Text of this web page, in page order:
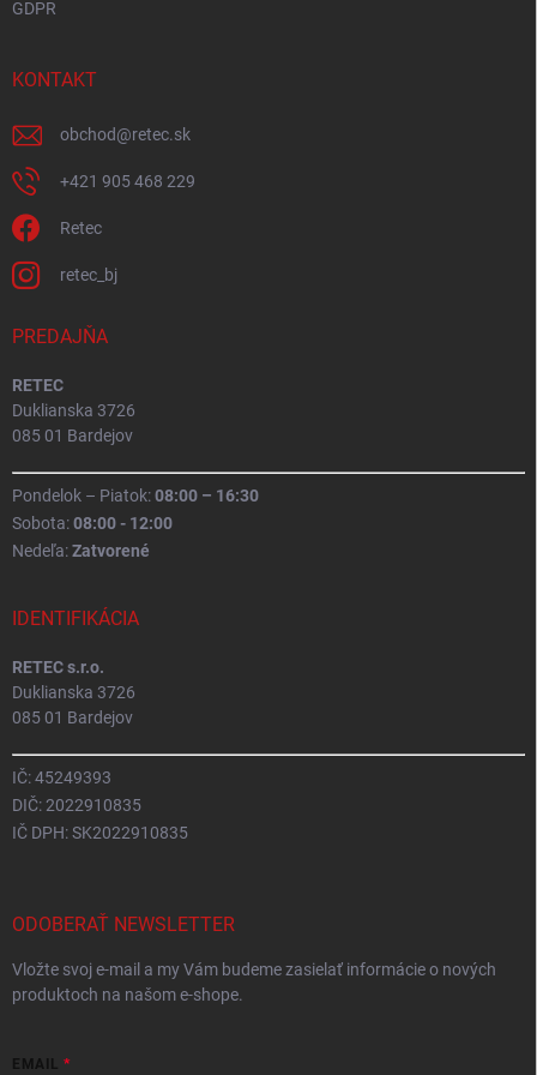
GDPR
KONTAKT
obchod@retec.sk
+421 905 468 229
Retec
retec_bj
PREDAJŇA
RETEC
Duklianska 3726
085 01 Bardejov
Pondelok – Piatok:08:00 – 16:30
Sobota:08:00 - 12:00
Nedeľa:Zatvorené
IDENTIFIKÁCIA
RETEC s.r.o.
Duklianska 3726
085 01 Bardejov
IČ: 45249393
DIČ: 2022910835
IČ DPH: SK2022910835
ODOBERAŤ NEWSLETTER
Vložte svoj e-mail a my Vám budeme zasielať informácie o nových
produktoch na našom e-shope.
EMAIL